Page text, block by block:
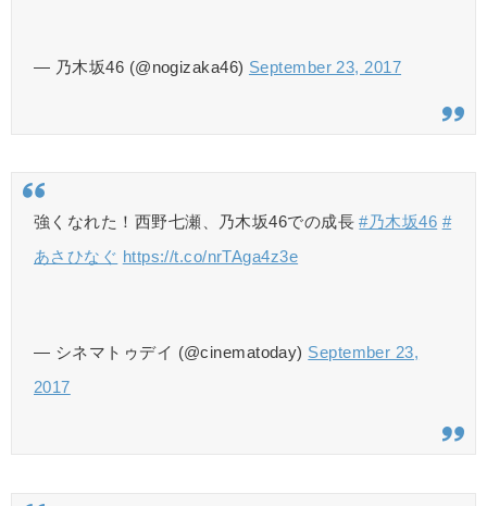
— 乃木坂46 (@nogizaka46) September 23, 2017
強くなれた！西野七瀬、乃木坂46での成長#乃木坂46 #
あさひなぐ https://t.co/nrTAga4z3e
— シネマトゥデイ (@cinematoday) September 23,
2017